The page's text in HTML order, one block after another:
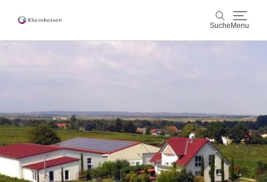
Suche Menu
Kultur & Städte
Veranstaltungen